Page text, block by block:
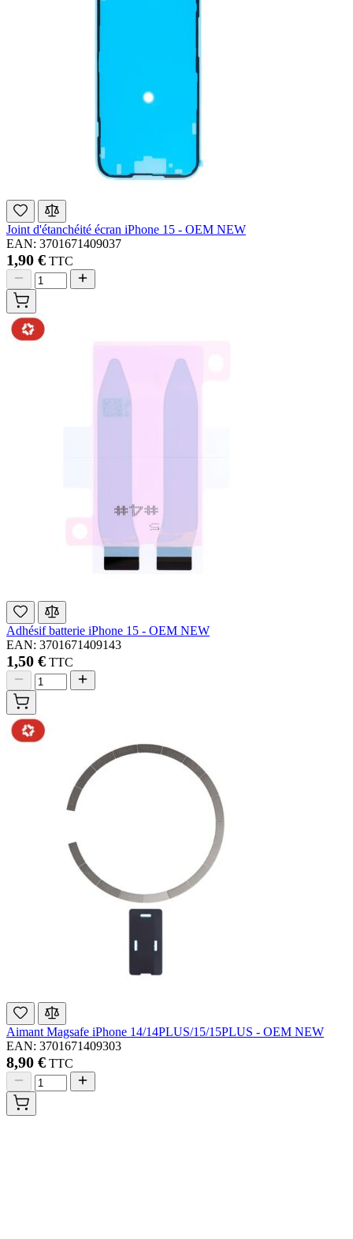
Joint d'étanchéité écran iPhone 15 - OEM NEW
EAN: 3701671409037
1,90 € TTC
Adhésif batterie iPhone 15 - OEM NEW
EAN: 3701671409143
1,50 € TTC
Aimant Magsafe iPhone 14/14PLUS/15/15PLUS - OEM NEW
EAN: 3701671409303
8,90 € TTC